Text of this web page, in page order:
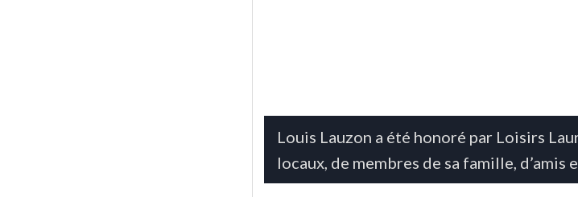
Louis Lauzon a été honoré par Loisirs
locaux, de membres de sa famille, d’amis